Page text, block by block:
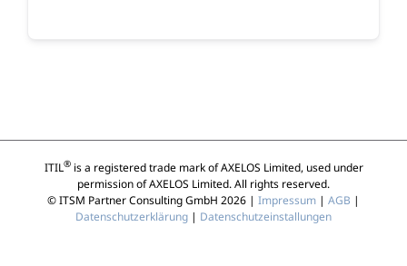
ITIL®is a registered trade mark of AXELOS Limited, used under
permission of AXELOS Limited. All rights reserved.
© ITSM Partner Consulting GmbH 2026 | Impressum | AGB |
Datenschutzerklärung | Datenschutzeinstallungen